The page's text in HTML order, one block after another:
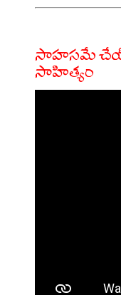
సాహసమే
సాహిత్యం